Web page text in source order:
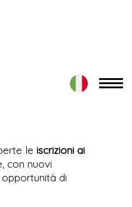
le iscrizioni ai
con nuovi
di